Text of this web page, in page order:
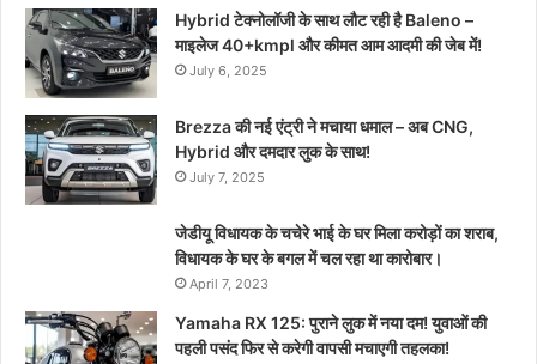
Hybrid टेक्नोलॉजी के साथ लौट रही है Baleno –
माइलेज 40+kmpl और कीमत आम आदमी की जेब में!
July 6, 2025
Brezza की नई एंट्री ने मचाया धमाल – अब CNG,
Hybrid और दमदार लुक के साथ!
July 7, 2025
जेडीयू विधायक के चचेरे भाई के घर मिला करोड़ों का शराब,
विधायक के घर के बगल में चल रहा था कारोबार।
April 7, 2023
Yamaha RX 125: पुराने लुक में नया दम! युवाओं की
पहली पसंद फिर से करेगी वापसी मचाएगी तहलका!